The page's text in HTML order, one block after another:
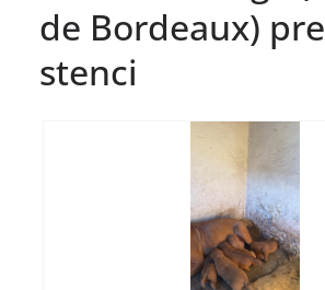
de Bordeaux)
stenci